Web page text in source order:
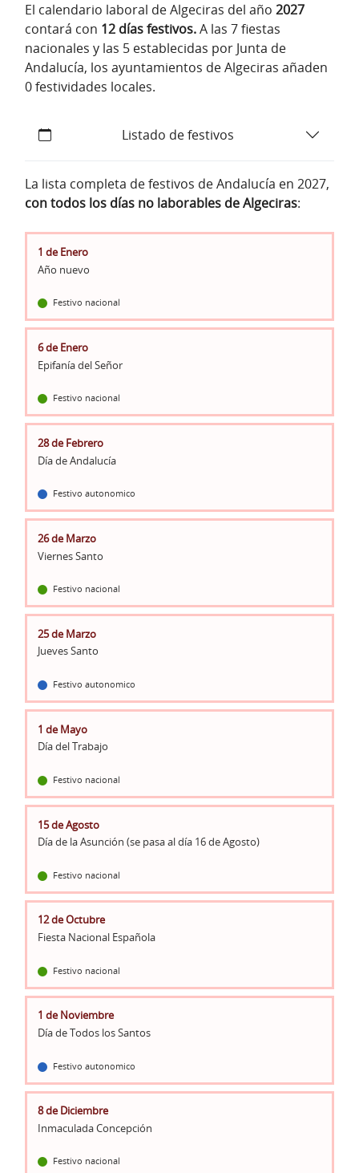
El calendario laboral de Algeciras del año 2027
contará con 12 días festivos.A las 7 fiestas
nacionales y las 5 establecidas por Junta de
Andalucía, los ayuntamientos de Algeciras añaden
0 festividades locales.
Listado de festivos
La lista completa de festivos de Andalucía en 2027,
con todos los días no laborables de Algeciras:
1 de Enero
Año nuevo
Festivo nacional
6 de Enero
Epifanía del Señor
Festivo nacional
28 de Febrero
Día de Andalucía
Festivo autonomico
26 de Marzo
Viernes Santo
Festivo nacional
25 de Marzo
Jueves Santo
Festivo autonomico
1 de Mayo
Día del Trabajo
Festivo nacional
15 de Agosto
Día de la Asunción (se pasa al día 16 de Agosto)
Festivo nacional
12 de Octubre
Fiesta Nacional Española
Festivo nacional
1 de Noviembre
Día de Todos los Santos
Festivo autonomico
8 de Diciembre
Inmaculada Concepción
Festivo nacional